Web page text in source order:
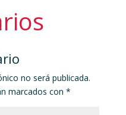
no será publicada.
marcados con *